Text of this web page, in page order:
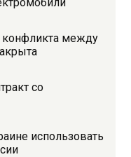
конфликта между
со
использовать